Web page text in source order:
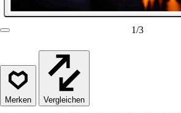
1/3
Vergleichen